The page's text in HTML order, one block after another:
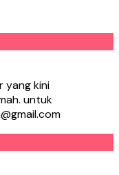
yang kini
untuk